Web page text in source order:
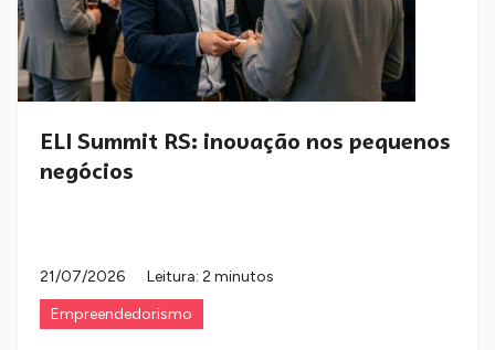
ELI Summit RS: inovação nos pequenos
negócios
21/07/2026
Leitura: 2 minutos
Empreendedorismo